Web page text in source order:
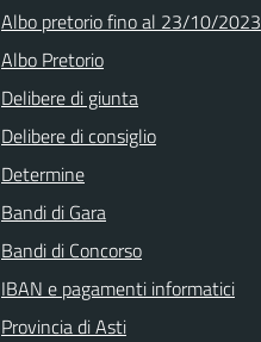
Albo pretorio fino al 23/10/2023
Albo Pretorio
Delibere di giunta
Delibere di consiglio
Determine
Bandi di Gara
Bandi di Concorso
IBAN e pagamenti informatici
Provincia di Asti